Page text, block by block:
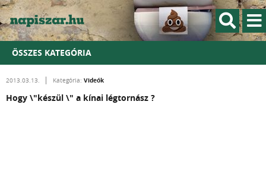
ÖSSZES KATEGÓRIA
2013.03.13. Kategória: Videók
Hogy \"készül \" a kínai légtornász ?